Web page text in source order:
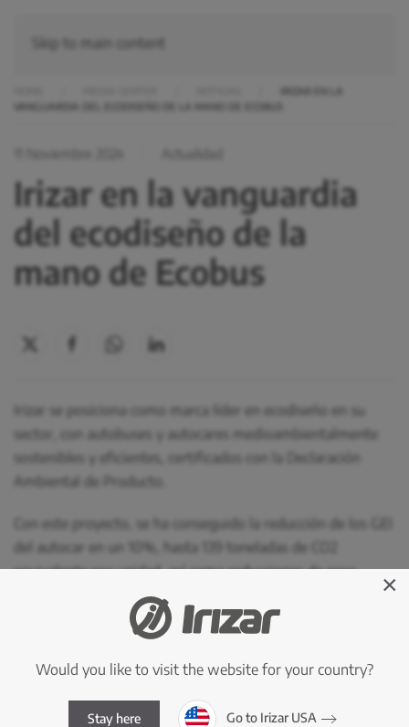
Skip to main content
Irizar en la vanguardia
del ecodiseño de la
mano de Ecobus
Irizar se posiciona como marca líder en ecodiseño en su
sector, con autobuses y autocares medioambientalmente
sostenibles y eficientes, certificados con la Declaración
Ambiental de Producto.
Con este proyecto, se ha conseguido la reducción de los GEI
del autocar en un 10%, hasta 139 toneladas de CO2
equivalente por unidad, así como reducciones de peso
superiores al 30% en varios elementos de los vehículos.
Para más información,acceder a la ficha completa del
proyecto
×
Would you like to visit the website for your country?
Stay here Go to Irizar USA